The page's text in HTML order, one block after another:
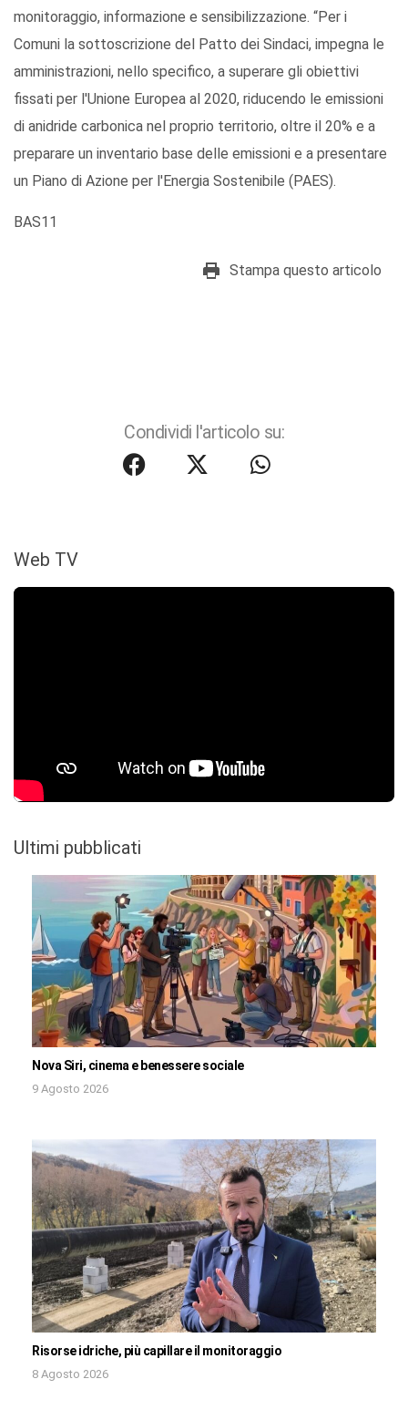
monitoraggio, informazione e sensibilizzazione. “Per i
Comuni la sottoscrizione del Patto dei Sindaci, impegna le
amministrazioni, nello specifico, a superare gli obiettivi
fissati per l'Unione Europea al 2020, riducendo le emissioni
di anidride carbonica nel proprio territorio, oltre il 20% e a
preparare un inventario base delle emissioni e a presentare
un Piano di Azione per l'Energia Sostenibile (PAES).
BAS11
Stampa questo articolo
Condividi l'articolo su:
Web TV
Ultimi pubblicati
Nova Siri, cinema e benessere sociale
9 Agosto 2026
Risorse idriche, più capillare il monitoraggio
8 Agosto 2026